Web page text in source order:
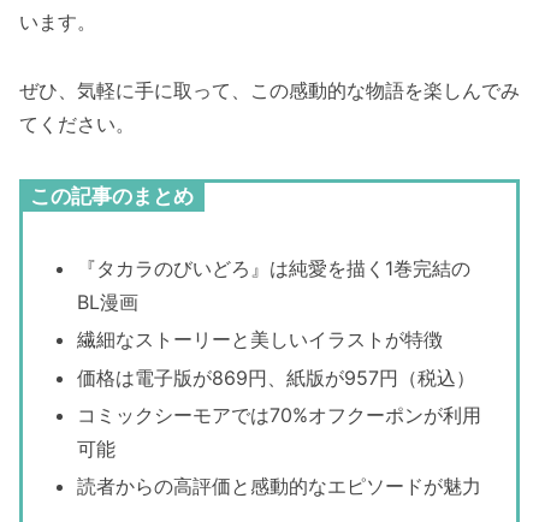
います。
ぜひ、気軽に手に取って、この感動的な物語を楽しんでみ
てください。
この記事のまとめ
『タカラのびいどろ』は純愛を描く1巻完結の
BL漫画
繊細なストーリーと美しいイラストが特徴
価格は電子版が869円、紙版が957円（税込）
コミックシーモアでは70%オフクーポンが利用
可能
読者からの高評価と感動的なエピソードが魅力